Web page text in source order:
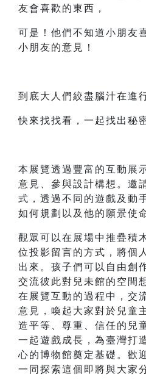
友會喜歡的東西，
可是！他們不知道小朋
小朋友的意見！
到底大人們絞盡腦汁在進
快來找找看，一起找出秘
本展覽透過豐富的互動展
意見、參與設計構想。邀
式，透過不同的遊戲及動
如何規劃以及他的願景使
觀眾可以在展場中推疊積
位投影留言的方式，將個
出來。孩子們可以自由創
交流彼此對兒未館的空間
在展覽互動的過程中，交
意見，喚起大家對於兒童
造平等、尊重、信任的兒
一起遊戲成長，為臺灣打
心的博物館奠定基礎。歡
一同探索這個即將與大家